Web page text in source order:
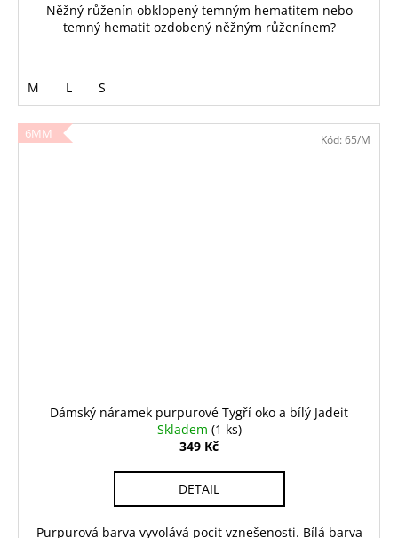
Něžný růženín obklopený temným hematitem nebo
temný hematit ozdobený něžným růženínem?
M L S
6MM
Dámský náramek purpurové Tygří oko a bílý Jadeit
Skladem (1 ks)
349 Kč
DETAIL
Purpurová barva vyvolává pocit vznešenosti. Bílá barva
Kód: 65/M